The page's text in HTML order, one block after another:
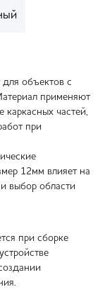
объектов с
применяют
каркасных частей,
при
12мм влияет на
выбор области
при сборке